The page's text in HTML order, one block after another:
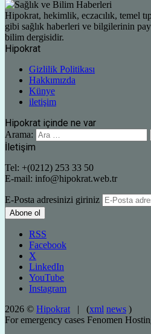
Hipokrat, hekimlik, eczacılık, temel
gibi sağlık haberleri ve bilgilerinin
bilim dergisidir.
Hipokrat
Gizlilik Politikası
Hakkımızda
Künye
iletişim
Hipokrat içinde ne var
Arama:
İletişim
Tel: +(0212) 253 33 50
E-mail: info@hipokrat.web.tr
E-Posta adresinizi giriniz
RSS
Facebook
X
LinkedIn
YouTube
Instagram
2026 © Hipokrat | (xml news )
For emergency cases Fenomen